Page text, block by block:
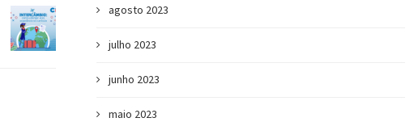
agosto 2023
julho 2023
junho 2023
maio 2023